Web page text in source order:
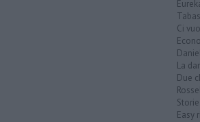
Ci
La
Due
Easy